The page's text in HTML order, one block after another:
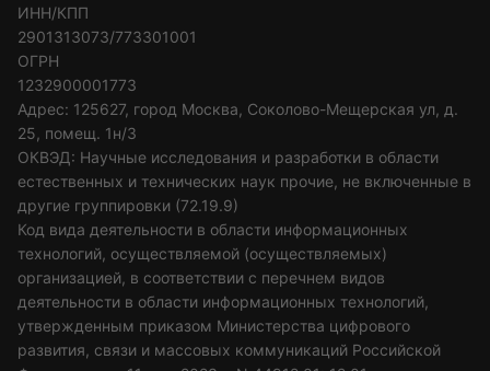
ИНН/КПП
2901313073/773301001
ОГРН
1232900001773
Адрес: 125627, город Москва, Соколово-Мещерская ул, д.
25, помещ. 1н/3
ОКВЭД: Научные исследования и разработки в области
естественных и технических наук прочие, не включенные в
другие группировки (72.19.9)
Код вида деятельности в области информационных
технологий, осуществляемой (осуществляемых)
организацией, в соответствии с перечнем видов
деятельности в области информационных технологий,
утвержденным приказом Министерства цифрового
развития, связи и массовых коммуникаций Российской